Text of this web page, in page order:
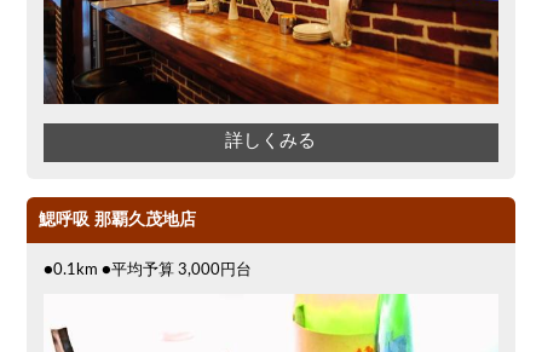
詳しくみる
鰓呼吸 那覇久茂地店
●0.1km ●平均予算 3,000円台